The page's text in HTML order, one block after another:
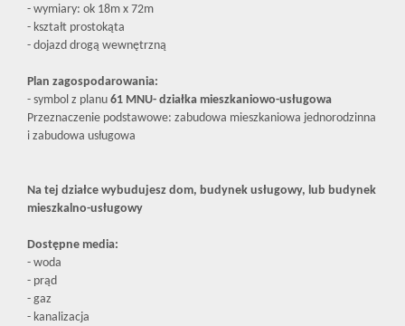
- wymiary: ok 18m x 72m
- kształt prostokąta
- dojazd drogą wewnętrzną
Plan zagospodarowania:
- symbol z planu 61 MNU- działka mieszkaniowo-usługowa
Przeznaczenie podstawowe: zabudowa mieszkaniowa jednorodzinna
i zabudowa usługowa
Na tej działce wybudujesz dom, budynek usługowy, lub budynek
mieszkalno-usługowy
Dostępne media:
- woda
- prąd
- gaz
- kanalizacja